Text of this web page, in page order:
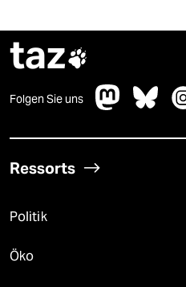
taz
Folgen Sie uns
Ressorts
Politik
Öko